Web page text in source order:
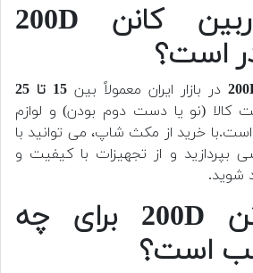
قیمت دوربین کانن 200D
است؟
در بازار ایران معمولاً بین
15 تا 25
کالا (نو یا دست دوم بودن) و لوازم
خرید از مکث شاپ، می توانید با
بپردازید و از تجهیزات با کیفیت و
شوید.
دوربین کانن 200D برای چه
است؟